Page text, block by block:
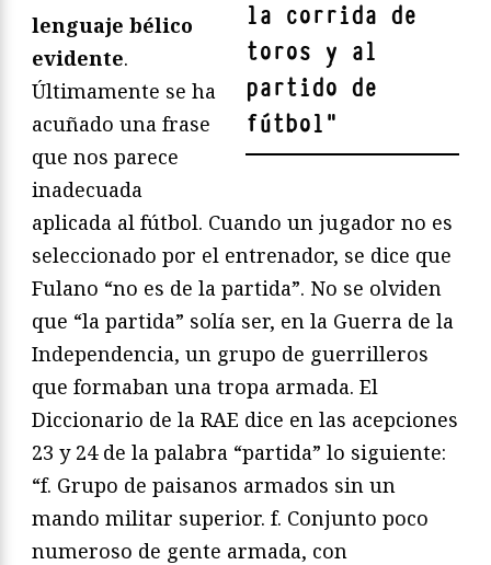
la corrida de
toros y al
partido de
fútbol"
lenguaje bélico
evidente.
Últimamente se ha
acuñado una frase
que nos parece
inadecuada
aplicada al fútbol. Cuando un jugador no es
seleccionado por el entrenador, se dice que
Fulano “no es de la partida”. No se olviden
que “la partida” solía ser, en la Guerra de la
Independencia, un grupo de guerrilleros
que formaban una tropa armada. El
Diccionario de la RAE dice en las acepciones
23 y 24 de la palabra “partida” lo siguiente:
“f. Grupo de paisanos armados sin un
mando militar superior. f. Conjunto poco
numeroso de gente armada, con